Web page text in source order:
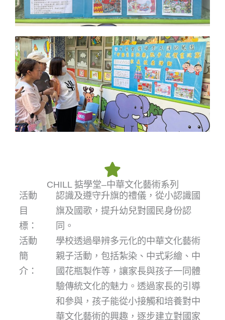
CHILL 掂學堂–中華文化藝術系列
活動
目
標：
認識及遵守升旗的禮儀，從小認識國
旗及國歌，提升幼兒對國民身份認
同。
活動
簡
介：
學校透過舉辨多元化的中華文化藝術
親子活動，包括紮染、中式彩繪、中
國花瓶製作等，讓家長與孩子一同體
驗傳統文化的魅力。透過家長的引導
和參與，孩子能從小接觸和培養對中
華文化藝術的興趣，逐步建立對國家